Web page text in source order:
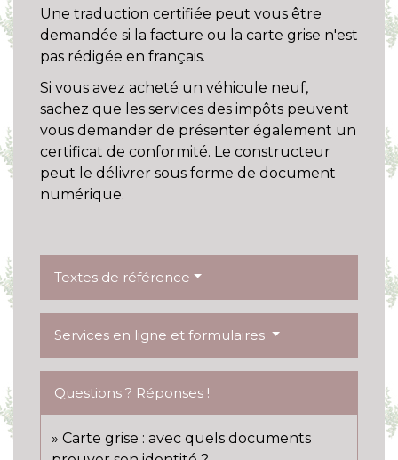
Une traduction certifiée peut vous être
demandée si la facture ou la carte grise n'est
pas rédigée en français.
Si vous avez acheté un véhicule neuf,
sachez que les services des impôts peuvent
vous demander de présenter également un
certificat de conformité. Le constructeur
peut le délivrer sous forme de document
numérique.
Textes de référence
Services en ligne et formulaires
Questions ? Réponses !
Carte grise : avec quels documents